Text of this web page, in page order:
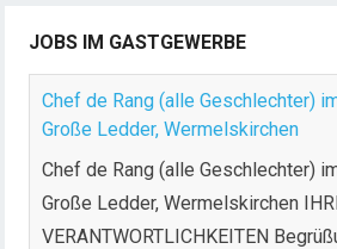
JOBS IM GASTGEWERBE
Chef de Rang (alle Geschlechter)
Große Ledder, Wermelskirchen
Chef de Rang (alle Geschlechter)
Große Ledder, Wermelskirchen
VERANTWORTLICHKEITEN